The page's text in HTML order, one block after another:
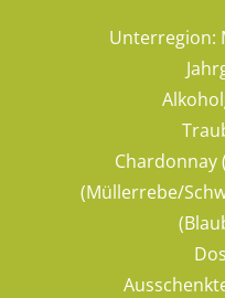
Unterregion:
Chardonnay
(Müllerrebe/